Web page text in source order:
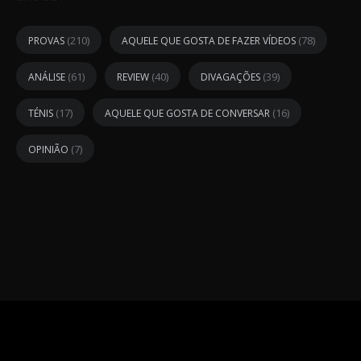
PROVAS (210) AQUELE QUE GOSTA DE FAZER VÍDEOS (78)
ANÁLISE (61) REVIEW (40) DIVAGAÇÕES (39)
TÉNIS (17) AQUELE QUE GOSTA DE CONVERSAR (16)
OPINIÃO (7)